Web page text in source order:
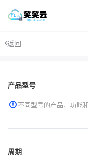
返回
产品型号
不同型号的产品，功能
周期